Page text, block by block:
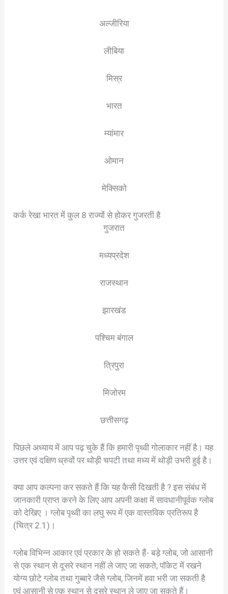
अल्जीरिया
लीबिया
मिस्र
भारत
म्यांमार
ओमान
मेक्सिको
कर्क रेखा भारत में कुल 8 राज्यों से होकर गुजरती है
गुजरात
मध्यप्रदेश
राजस्थान
झारखंड
पश्चिम बंगाल
त्रिपुरा
मिजोरम
छत्तीसगढ़
पिछले अध्याय में आप पढ़ चुके हैं कि हमारी पृथ्वी गोलाकार नहीं है। यह
उत्तर एवं दक्षिण ध्रुवों पर थोड़ी चपटी तथा मध्य में थोड़ी उभरी हुई है।
क्या आप कल्पना कर सकते हैं कि यह कैसी दिखती है ? इस संबंध में
जानकारी प्राप्त करने के लिए आप अपनी कक्षा में सावधानीपूर्वक ग्लोब
को देखिए । ग्लोब पृथ्वी का लघु रूप में एक वास्तविक प्रतिरूप है
(चित्र 2.1)।
ग्लोब विभिन्न आकार एवं प्रकार के हो सकते हैं- बड़े ग्लोब, जो आसानी
से एक स्थान से दूसरे स्थान नहीं ले जाए जा सकते; पॉकेट में रखने
योग्य छोटे ग्लोब तथा गुब्बारे जैसे ग्लोब, जिनमें हवा भरी जा सकती है
एवं आसानी से एक स्थान से दूसरे स्थान ले जाए जा सकते हैं।